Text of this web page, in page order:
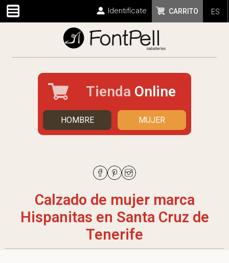
ES
CARRITO
Identifícate
Tienda Online
HOMBRE MUJER
Calzado de mujer marca
Hispanitas en Santa Cruz de
Tenerife